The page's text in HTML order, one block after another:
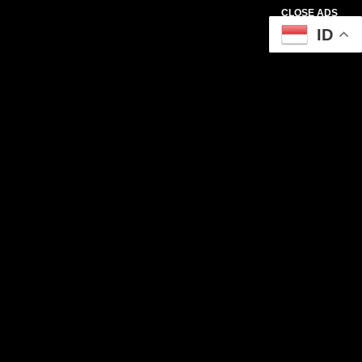
CLOSE ADS
ID